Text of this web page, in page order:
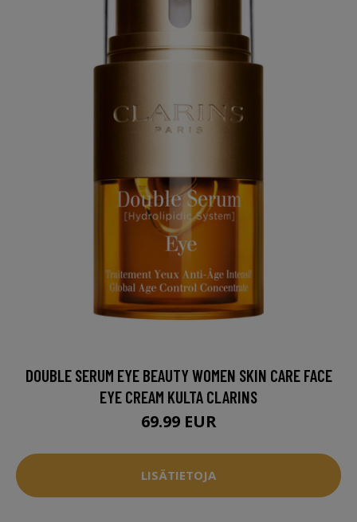
DOUBLE SERUM EYE BEAUTY WOMEN SKIN CARE FACE
EYE CREAM KULTA CLARINS
69.99 EUR
LISÄTIETOJA